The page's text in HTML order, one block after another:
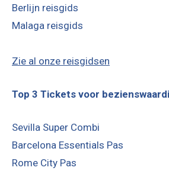
Berlijn reisgids
Malaga reisgids
Zie al onze reisgidsen
Top 3 Tickets voor
Sevilla Super Combi
Barcelona Essentials Pas
Rome City Pas